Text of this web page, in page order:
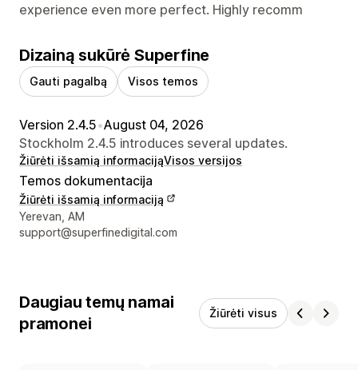
experience even more perfect. Highly recomm
Dizainą sukūrė Superfine
Gauti pagalbą Visos temos
Version 2.4.5•August 04, 2026
Stockholm 2.4.5 introduces several updates.
Žiūrėti išsamią informacijąVisos versijos
Temos dokumentacija
Žiūrėti išsamią informaciją
Kūrėjo kontaktiniai duomenys
Yerevan, AM
support@superfinedigital.com
Daugiau temų namai
pramonei
Žiūrėti visus